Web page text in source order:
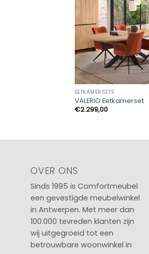
EETKAMERSETS
VALERIO Eetkamerset
€2.299,00
OVER ONS
Sinds 1995 is Comfortmeubel
een gevestigde meubelwinkel
in Antwerpen. Met meer dan
100.000 tevreden klanten zijn
wij uitgegroeid tot een
betrouwbare woonwinkel in